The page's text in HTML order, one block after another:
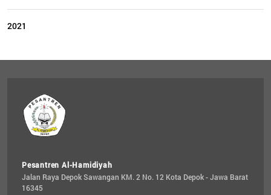
2021
Pesantren Al-Hamidiyah
Jalan Raya Depok Sawangan KM. 2 No. 12 Kota Depok - Jawa Barat
16345